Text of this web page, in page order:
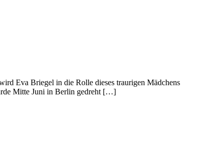
Eva Briegel in die Rolle dieses traurigen Mädchens
Mitte Juni in Berlin gedreht […]